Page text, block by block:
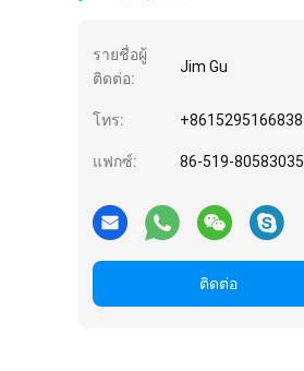
รายชื่อผู้
ติดต่อ:
Jim Gu
โทร: +8615295166838
แฟกซ์: 86-519-80583035
ติดต่อ